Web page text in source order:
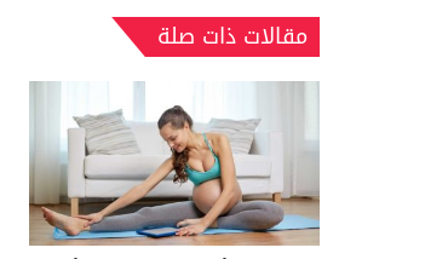
مقالات ذات صلة